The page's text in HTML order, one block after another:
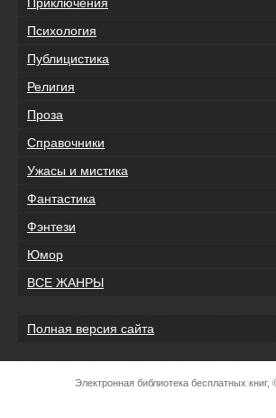
Психология
Публицистика
Религия
Проза
Справочники
Ужасы и мистика
Фантастика
Фэнтези
Юмор
ВСЕ ЖАНРЫ
Полная версия сайта
Электронная библиотека бесплатных книг,